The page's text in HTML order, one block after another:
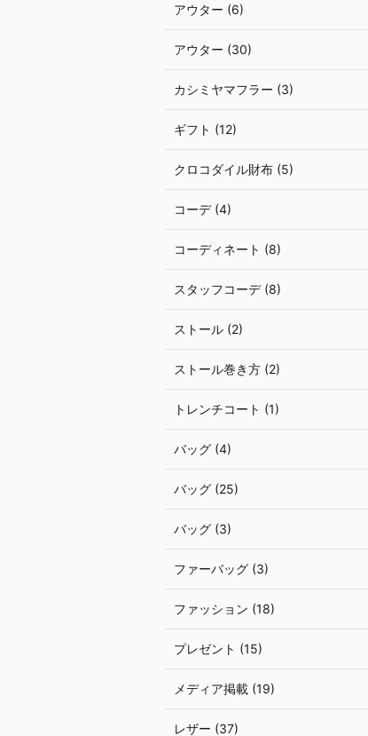
アウター (6)
アウター (30)
カシミヤマフラー (3)
ギフト (12)
クロコダイル財布 (5)
コーデ (4)
コーディネート (8)
スタッフコーデ (8)
ストール (2)
ストール巻き方 (2)
トレンチコート (1)
バッグ (4)
バッグ (25)
バッグ (3)
ファーバッグ (3)
ファッション (18)
プレゼント (15)
メディア掲載 (19)
レザー (37)